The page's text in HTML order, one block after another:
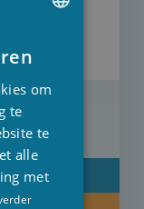
ENGLISH
om
te
te
alle
met